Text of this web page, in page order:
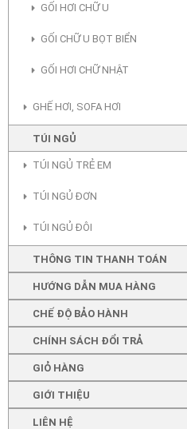
GỐI HƠI CHỮ U
GỐI CHỮ U BỌT BIỂN
GỐI HƠI CHỮ NHẬT
GHẾ HƠI, SOFA HƠI
TÚI NGỦ
TÚI NGỦ TRẺ EM
TÚI NGỦ ĐƠN
TÚI NGỦ ĐÔI
THÔNG TIN THANH TOÁN
HƯỚNG DẪN MUA HÀNG
CHẾ ĐỘ BẢO HÀNH
CHÍNH SÁCH ĐỔI TRẢ
GIỎ HÀNG
GIỚI THIỆU
LIÊN HỆ